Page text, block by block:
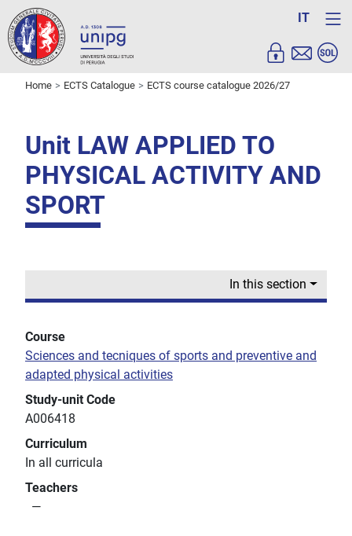
IT
Home ECTS Catalogue ECTS course catalogue 2026/27
Unit LAW APPLIED TO
PHYSICAL ACTIVITY AND
SPORT
In this section
Course
Sciences and tecniques of sports and preventive and
adapted physical activities
Study-unit Code
A006418
Curriculum
In all curricula
Teachers